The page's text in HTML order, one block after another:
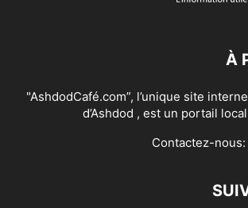
À
"AshdodCafé.com”, l’unique site
d’Ashdod , est un portail
Contactez-nous: